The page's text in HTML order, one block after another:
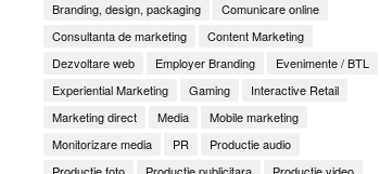
Branding, design, packaging
Comunicare online
Consultanta de marketing
Content Marketing
Dezvoltare web
Employer Branding
Evenimente / BTL
Experiential Marketing
Gaming
Interactive Retail
Marketing direct
Media
Mobile marketing
Monitorizare media
PR
Productie audio